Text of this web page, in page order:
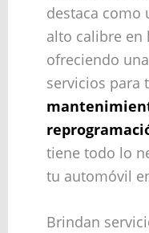
destaca como
alto calibre en
ofreciendo
servicios para
tiene todo lo
tu automóvil
Brindan